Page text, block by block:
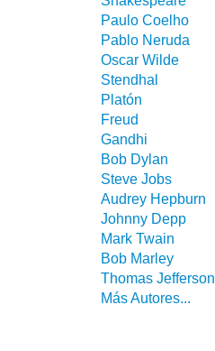
Paulo Coelho
Pablo Neruda
Oscar Wilde
Stendhal
Platón
Freud
Gandhi
Bob Dylan
Steve Jobs
Audrey Hepburn
Johnny Depp
Mark Twain
Bob Marley
Thomas Jefferson
Más Autores...